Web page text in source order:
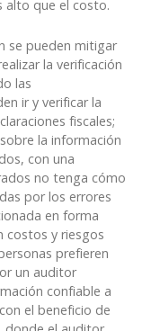
alto que el costo.
se pueden mitigar
la verificación
las
ir y verificar la
fiscales;
la información
con una
no tenga cómo
por los errores
en forma
costos y riesgos
prefieren
un auditor
confiable a
el beneficio de